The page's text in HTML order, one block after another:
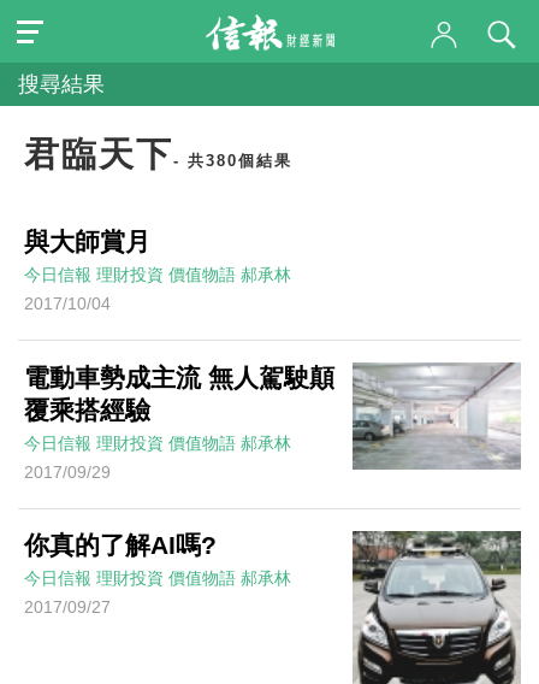
搜尋結果
君臨天下- 共380個結果
與大師賞月
今日信報 理財投資 價值物語 郝承林
2017/10/04
電動車勢成主流 無人駕駛顛
覆乘搭經驗
今日信報 理財投資 價值物語 郝承林
2017/09/29
你真的了解AI嗎?
今日信報 理財投資 價值物語 郝承林
2017/09/27